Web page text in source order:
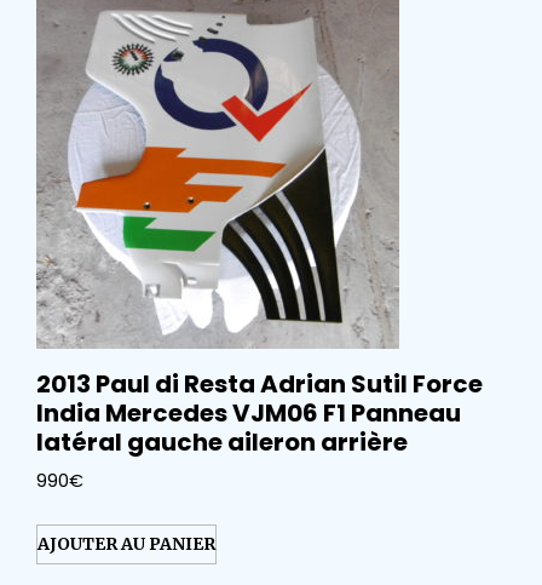
2013 Paul di Resta Adrian Sutil Force
India Mercedes VJM06 F1 Panneau
latéral gauche aileron arrière
990€
AJOUTER AU PANIER